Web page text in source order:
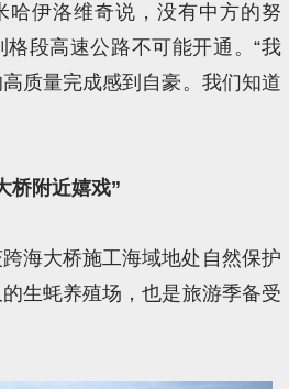
哈伊洛维奇说，没有中方的努
段高速公路不可能开通。“我
质量完成感到自豪。我们知道
桥附近嬉戏”
海大桥施工海域地处自然保护
生蚝养殖场，也是旅游季备受